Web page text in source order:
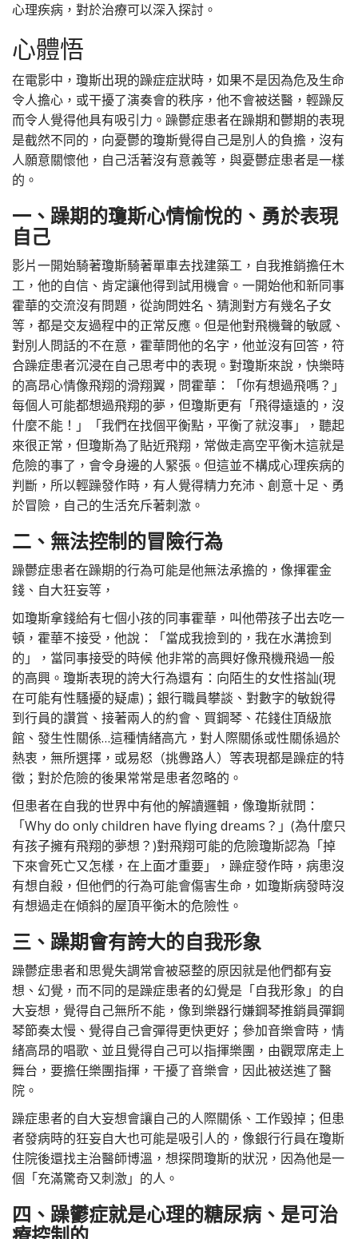
心理疾病，對於治療可以深入探討。
心體悟
在電影中，瓊斯出現的躁症症狀時，如果不是因為危及生命
令人擔心，或干擾了演奏會的秩序，他不會被送醫，輕躁反
而令人覺得他具有吸引力。躁鬱症患者在躁期和鬱期的表現
是截然不同的，向憂鬱的瓊斯覺得自己是別人的負擔，沒有
人願意關懷他，自己活著沒有意義等，與憂鬱症患者是一樣
的。
一、躁期的瓊斯心情愉悅的、勇於表現
自己
影片一開始騎著瓊斯騎著單車去找建築工，自我推銷擔任木
工，他的自信、肯定讓他得到試用機會。一開始他和新同事
霍華的交流沒有問題，從詢問姓名、猜測對方有幾名子女
等，都是交友過程中的正常反應。但是他對飛機聲的敏感、
對別人問話的不在意，霍華問他的名字，他並沒有回答，符
合躁症患者沉浸在自己思考中的表現。對瓊斯來說，快樂時
的高昂心情像飛翔的滑翔翼，問霍華：「你有想過飛嗎？」
每個人可能都想過飛翔的夢，但瓊斯更有「飛得遠遠的，沒
什麼不能！」「我們在找個平衡點，平衡了就沒事」，聽起
來很正常，但瓊斯為了貼近飛翔，常做走高空平衡木這就是
危險的事了，會令身邊的人緊張。但這並不構成心理疾病的
判斷，所以輕躁發作時，有人覺得精力充沛、創意十足、勇
於冒險，自己的生活充斥著刺激。
二、 無法控制的冒險行為
躁鬱症患者在躁期的行為可能是他無法承擔的，像揮霍金
錢、自大狂妄等，
如瓊斯拿錢給有七個小孩的同事霍華，叫他帶孩子出去吃一
頓，霍華不接受，他說：「當成我撿到的，我在水溝撿到
的」，當同事接受的時候 他非常的高興好像飛機飛過一般
的高興。瓊斯表現的誇大行為還有：向陌生的女性搭訕(現
在可能有性騷擾的疑慮)；銀行職員攀談、對數字的敏銳得
到行員的讚賞、接著兩人的約會、買鋼琴、花錢住頂級旅
館、發生性關係…這種情緒高亢，對人際關係或性關係過於
熱衷，無所選擇，或易怒（挑釁路人）等表現都是躁症的特
徵；對於危險的後果常常是患者忽略的。
但患者在自我的世界中有他的解讀邏輯，像瓊斯就問：
「Why do only children have flying dreams？」(為什麼只
有孩子擁有飛翔的夢想？)對飛翔可能的危險瓊斯認為「掉
下來會死亡又怎樣，在上面才重要」，躁症發作時，病患沒
有想自殺，但他們的行為可能會傷害生命，如瓊斯病發時沒
有想過走在傾斜的屋頂平衡木的危險性。
三、躁期會有誇大的自我形象
躁鬱症患者和思覺失調常會被惡整的原因就是他們都有妄
想、幻覺，而不同的是躁症患者的幻覺是「自我形象」的自
大妄想，覺得自己無所不能，像到樂器行嫌鋼琴推銷員彈鋼
琴節奏太慢、覺得自己會彈得更快更好；參加音樂會時，情
緒高昂的唱歌、並且覺得自己可以指揮樂團，由觀眾席走上
舞台，要擔任樂團指揮，干擾了音樂會，因此被送進了醫
院。
躁症患者的自大妄想會讓自己的人際關係、工作毀掉；但患
者發病時的狂妄自大也可能是吸引人的，像銀行行員在瓊斯
住院後還找主治醫師博溫，想探問瓊斯的狀況，因為他是一
個「充滿驚奇又刺激」的人。
四、躁鬱症就是心理的糖尿病、是可治